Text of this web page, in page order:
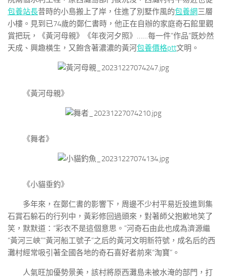
包養站長昔時的小島搬上了岸，住進了別墅作風的包養網三層
小樓。見到已74歲的鄭仁書時，他正在自辦的家庭奇石館里觀
賞把玩，《黃河母親》《年夜河夕照》……每一件“作品”既妙然
天成、興趣橫生，又飽含著濃濃的黃河包養價格ptt文明。
《黃河母親》
《舞者》
《小貓垂釣》
多年來，在鄭仁書的影響下，周邊不少村平易近投進到集
石賞石躲石的行列中，黃彩修回過頭來，對著師父抱歉地笑了
笑，默默道：“彩衣不是這個意思。”河奇石由此也成為濟源繼
“黃河三峽”“黃河船工號子”之后的黃河文明新符號，成名后的西
灘村經常吸引著全國各地的奇石喜好者前來“淘寶”。
人氣旺加優勢景美，該村將原西灘島未被水淹的部門，打